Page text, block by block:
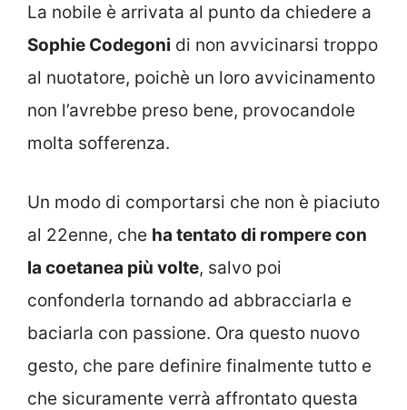
La nobile è arrivata al punto da chiedere a
Sophie Codegoni di non avvicinarsi troppo
al nuotatore, poichè un loro avvicinamento
non l’avrebbe preso bene, provocandole
molta sofferenza.
Un modo di comportarsi che non è piaciuto
al 22enne, che ha tentato di rompere con
la coetanea più volte, salvo poi
confonderla tornando ad abbracciarla e
baciarla con passione. Ora questo nuovo
gesto, che pare definire finalmente tutto e
che sicuramente verrà affrontato questa